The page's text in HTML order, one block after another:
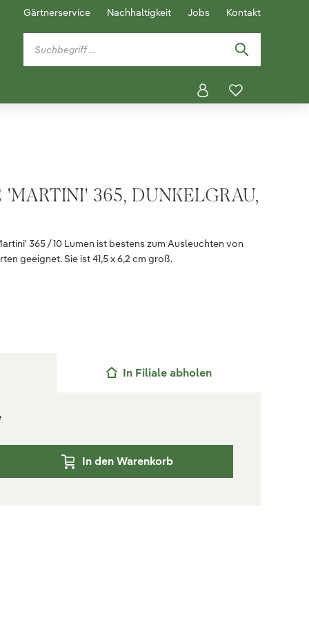
Gärtnerservice Nachhaltigkeit Jobs Kontakt
365, DUNKELGRAU,
365 / 10 Lumen ist bestens zum Ausleuchten von
geeignet. Sie ist 41,5 x 6,2 cm groß.
In Filiale abholen
In den Warenkorb